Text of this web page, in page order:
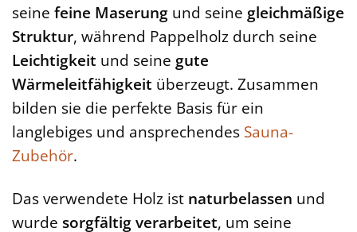
seine feine Maserung und seine gleichmäßige
Struktur, während Pappelholz durch seine
Leichtigkeit und seine gute
Wärmeleitfähigkeit überzeugt. Zusammen
bilden sie die perfekte Basis für ein
langlebiges und ansprechendes Sauna-
Zubehör.
Das verwendete Holz ist naturbelassen und
wurde sorgfältig verarbeitet, um seine